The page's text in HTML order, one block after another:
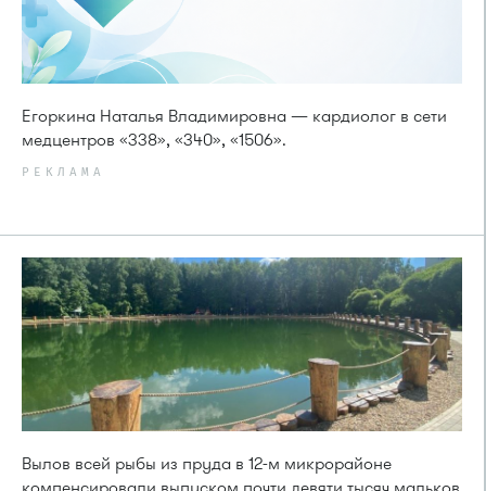
Егоркина Наталья Владимировна — кардиолог в сети
медцентров «338», «340», «1506».
РЕКЛАМА
Вылов всей рыбы из пруда в 12-м микрорайоне